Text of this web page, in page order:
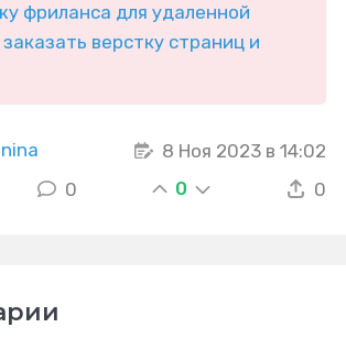
фриланса для удаленной
заказать верстку страниц и
8 Ноя 2023 в 14:02
0 0 0